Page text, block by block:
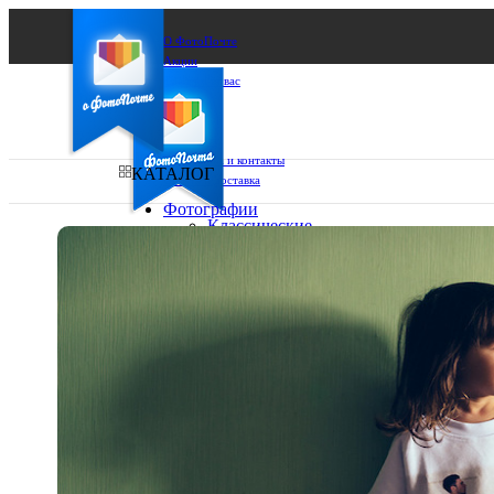
О ФотоПочте
Акции
Сделаем за вас
Бизнесу
FAQ
Франшиза
Поддержка и контакты
Оплата и доставка
Выберите из списка:
КАТАЛОГ
Фотографии
Классические
13х18
15х15